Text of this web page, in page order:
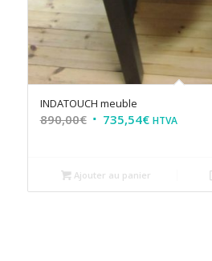
INDATOUCH meuble
890,00€ 735,54€ HTVA
Ajouter au panier